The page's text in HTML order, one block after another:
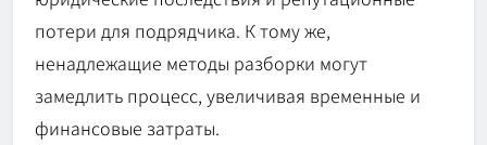
потери для подрядчика. К тому же,
ненадлежащие методы разборки могут
замедлить процесс, увеличивая временные и
финансовые затраты.